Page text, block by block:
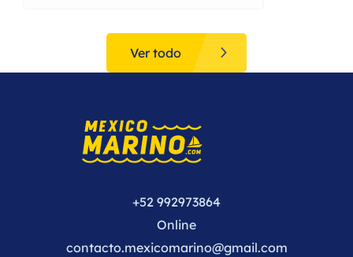
Ver todo
+52 992973864
Online
contacto.mexicomarino@gmail.com